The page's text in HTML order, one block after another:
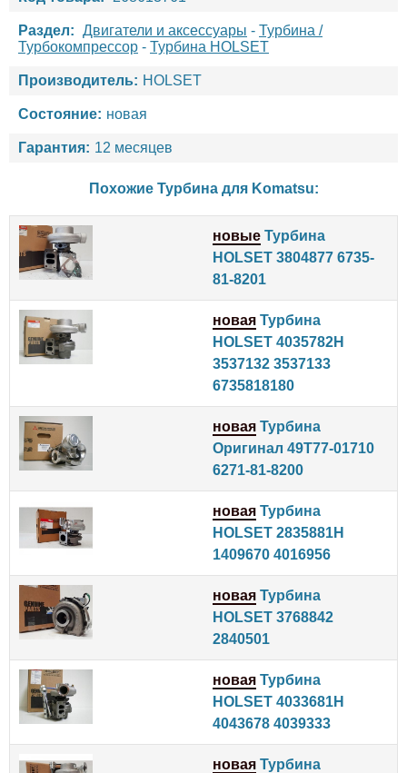
Раздел: Двигатели и аксессуары - Турбина /
Турбокомпрессор - Турбина HOLSET
Производитель: HOLSET
Состояние: новая
Гарантия: 12 месяцев
Похожие Турбина для Komatsu:
новые Турбина
HOLSET 3804877 6735-
81-8201
новая Турбина
HOLSET 4035782H
3537132 3537133
6735818180
новая Турбина
Оригинал 49T77-01710
6271-81-8200
новая Турбина
HOLSET 2835881H
1409670 4016956
новая Турбина
HOLSET 3768842
2840501
новая Турбина
HOLSET 4033681H
4043678 4039333
новая Турбина